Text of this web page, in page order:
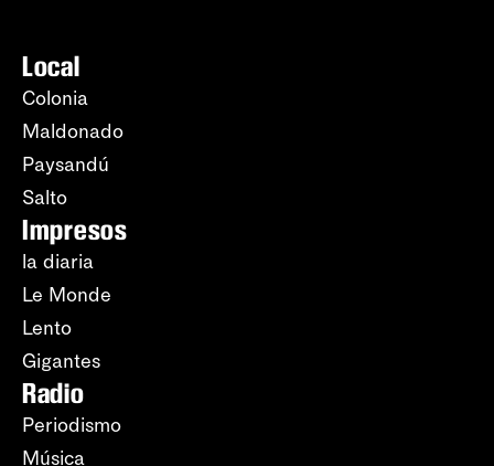
Local
Colonia
Maldonado
Paysandú
Salto
Impresos
la diaria
Le Monde
Lento
Gigantes
Radio
Periodismo
Música